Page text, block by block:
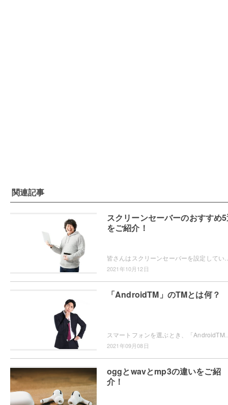
関連記事
スクリーンセーバーのおすすめ
をご紹介！
2021年10月12日
「AndroidTM」のTMとは何？
2021年09月08日
oggとwavとmp3の違いをご紹
介！